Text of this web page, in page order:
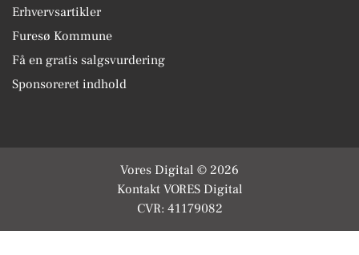
Erhvervsartikler
Furesø Kommune
Få en gratis salgsvurdering
Sponsoreret indhold
Vores Digital © 2026
Kontakt VORES Digital
CVR: 41179082